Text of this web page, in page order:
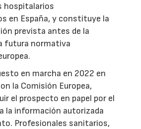
hospitalarios
en España, y constituye la
prevista antes de la
futura normativa
en marcha en 2022 en
la Comisión Europea,
el prospecto en papel por el
la información autorizada
Profesionales sanitarios,